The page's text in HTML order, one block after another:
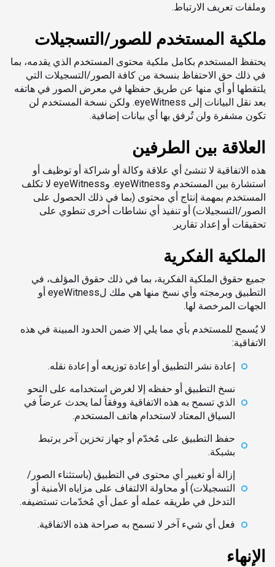
وملفات تعريف الارتباط.
ملكية المستخدم للصور/التسجيلات
يحتفظ المستخدم بكامل ملكية محتوى المستخدم الذي يقدمه، بما
في ذلك حق الاحتفاظ بنسخة من كافة الصور/التسجيلات التي
يلتقطها أو أي منها عن طريق حفظها في معرض الصور في هاتفه
بعد نقل البيانات إلى eyeWitness. ولكن نسخة المستخدم لن
تكون مشفرة ولن تُرفق بها أي بيانات إضافية.
العلاقة بين الطرفين
هذه الاتفاقية لا تنشئ أي علاقة وكالة أو شراكة أو توظيف أو
استشارة بين المستخدم وeyeWitness. وeyeWitness لا تكلف
المستخدم بمهمة إنتاج أي محتوى (بما في ذلك الحصول على
الصور/التسجيلات) أو تنفيذ أي نشاطات أخرى تنطوي على
تحقيقات أو إعداد تقارير.
الملكية الفكرية
جميع حقوق الملكية الفكرية، بما في ذلك حقوق المؤلف، في
التطبيق وبرمجته وأي نسخ منها هي ملك لeyeWitness أو
الجهات المرخصة لها.
لا يُسمح للمستخدم بأي مما يلي إلا ضمن الحدود المبينة في هذه
الاتفاقية:
إعادة نشر التطبيق أو إعادة توزيعه أو إعادة نقله.
نسخ التطبيق أو حفظه إلا لغرض استخدامه على النحو
الذي تسمح به هذه الاتفاقية ووفقاً لما يحدث عرضاً في
السياق المعتاد لاستخدام هاتف المستخدم.
حفظ التطبيق على مُخدّم أو جهاز تخزين آخر يرتبط
بشبكة.
إزالة أو تغيير أي محتوى في التطبيق (باستثناء الصور/
التسجيلات) أو محاولة الالتفاف على مزاياه الأمنية أو
التدخل في طريقه عمله أو عمل أي مُخدّمات تستضيفه.
فعل أي شيء آخر لا تسمح به صراحة هذه الاتفاقية.
الإنهاء